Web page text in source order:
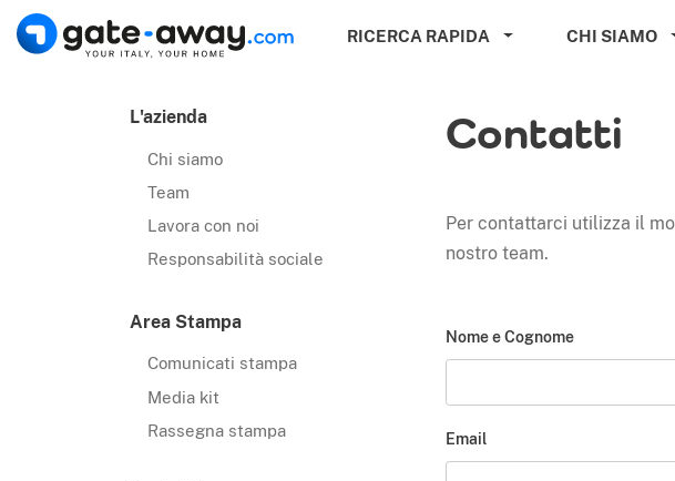
RICERCA RAPIDA CHI SIAMO
L'azienda
Chi siamo
Team
Lavora con noi
Responsabilità sociale
Area Stampa
Comunicati stampa
Media kit
Rassegna stampa
Contatti
Per contattarci utilizza il
nostro team.
Nome e Cognome
Email